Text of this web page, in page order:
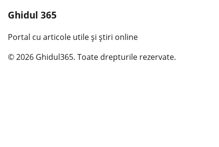
Ghidul 365
Portal cu articole utile și știri online
© 2026 Ghidul365. Toate drepturile rezervate.